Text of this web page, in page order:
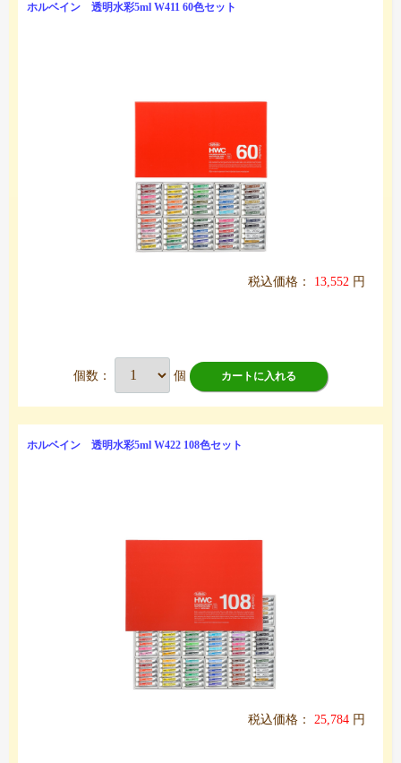
ホルベイン 透明水彩5ml W411 60色セット
税込価格： 13,552 円
個数： 個 カートに入れる
ホルベイン 透明水彩5ml W422 108色セット
税込価格： 25,784 円